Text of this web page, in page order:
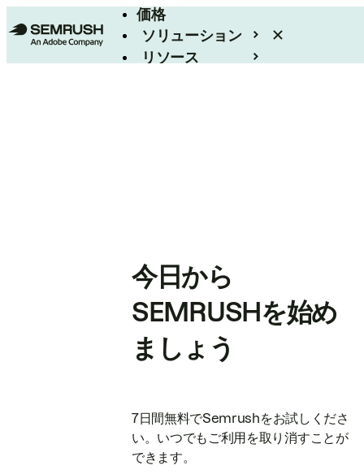
価格
ソリューション
リソース
今日から
SEMRUSHを始め
ましょう
7日間無料でSemrushをお試しくださ
い。いつでもご利用を取り消すことが
できます。